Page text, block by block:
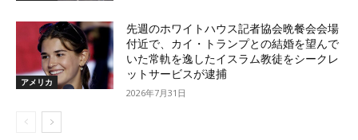
アメリカ
先週のホワイトハウス記者協会晩餐会会場
付近で、カイ・トランプとの結婚を望んで
いた常軌を逸したイスラム教徒をシークレ
ットサービスが逮捕
2026年7月31日